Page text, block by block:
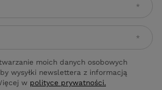
moich danych osobowych
wysyłki newslettera z informacją
w polityce prywatności.